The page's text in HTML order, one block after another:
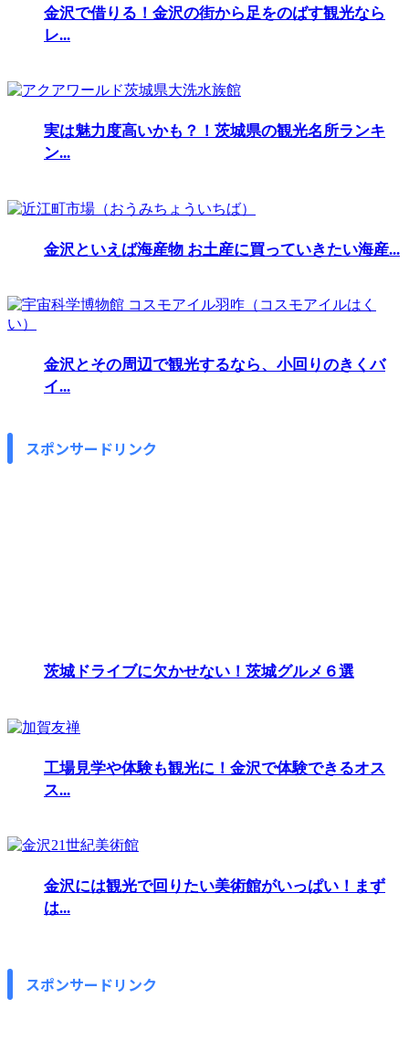
金沢で借りる！金沢の街から足をのばす観光なら
レ...
実は魅力度高いかも？！茨城県の観光名所ランキ
ン...
金沢といえば海産物 お土産に買っていきたい海産...
金沢とその周辺で観光するなら、小回りのきくバ
イ...
スポンサードリンク
茨城ドライブに欠かせない！茨城グルメ６選
工場見学や体験も観光に！金沢で体験できるオス
ス...
金沢には観光で回りたい美術館がいっぱい！まず
は...
スポンサードリンク